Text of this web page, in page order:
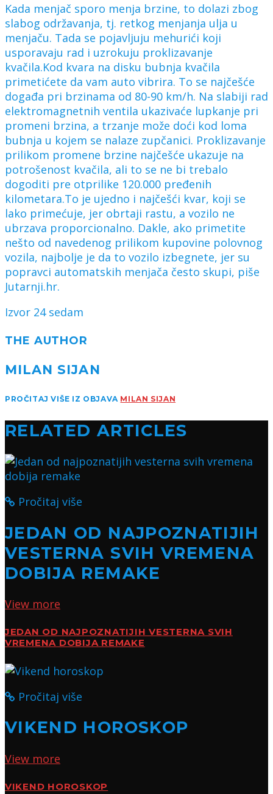
Kada menjač sporo menja brzine, to dolazi zbog
slabog održavanja, tj. retkog menjanja ulja u
menjaču. Tada se pojavljuju mehurići koji
usporavaju rad i uzrokuju proklizavanje
kvačila.Kod kvara na disku bubnja kvačila
primetićete da vam auto vibrira. To se najčešće
događa pri brzinama od 80-90 km/h. Na slabiji rad
elektromagnetnih ventila ukazivaće lupkanje pri
promeni brzina, a trzanje može doći kod loma
bubnja u kojem se nalaze zupčanici. Proklizavanje
prilikom promene brzine najčešće ukazuje na
potrošenost kvačila, ali to se ne bi trebalo
dogoditi pre otprilike 120.000 pređenih
kilometara.To je ujedno i najčešći kvar, koji se
lako primećuje, jer obrtaji rastu, a vozilo ne
ubrzava proporcionalno. Dakle, ako primetite
nešto od navedenog prilikom kupovine polovnog
vozila, najbolje je da to vozilo izbegnete, jer su
popravci automatskih menjača često skupi, piše
Jutarnji.hr.
Izvor 24 sedam
THE AUTHOR
MILAN SIJAN
PROČITAJ VIŠE IZ OBJAVA MILAN SIJAN
RELATED ARTICLES
Pročitaj više
JEDAN OD NAJPOZNATIJIH
VESTERNA SVIH VREMENA
DOBIJA REMAKE
View more
JEDAN OD NAJPOZNATIJIH VESTERNA SVIH
VREMENA DOBIJA REMAKE
Pročitaj više
VIKEND HOROSKOP
View more
VIKEND HOROSKOP